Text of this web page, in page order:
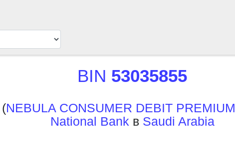
BIN 53035855
(NEBULA CONSUMER DEBIT PREMIUM
National Bank в Saudi Arabia